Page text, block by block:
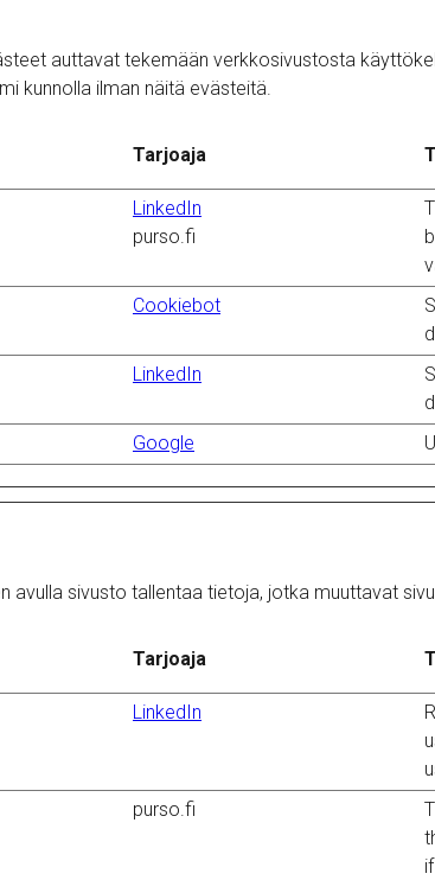
auttavat tekemään verkkosivustosta
kunnolla ilman näitä evästeitä.
Tarjoaja
LinkedIn
purso.fi
Cookiebot
LinkedIn
Google
avulla sivusto tallentaa tietoja, jotka muuttavat
Tarjoaja
LinkedIn
purso.fi